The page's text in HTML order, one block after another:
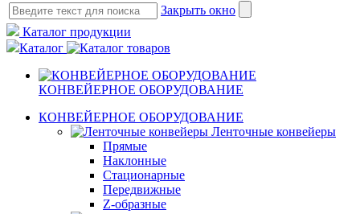
Закрыть окно
Каталог продукции
Каталог
КОНВЕЙЕРНОЕ ОБОРУДОВАНИЕ
КОНВЕЙЕРНОЕ ОБОРУДОВАНИЕ
Ленточные конвейеры
Прямые
Наклонные
Стационарные
Передвижные
Z-образные